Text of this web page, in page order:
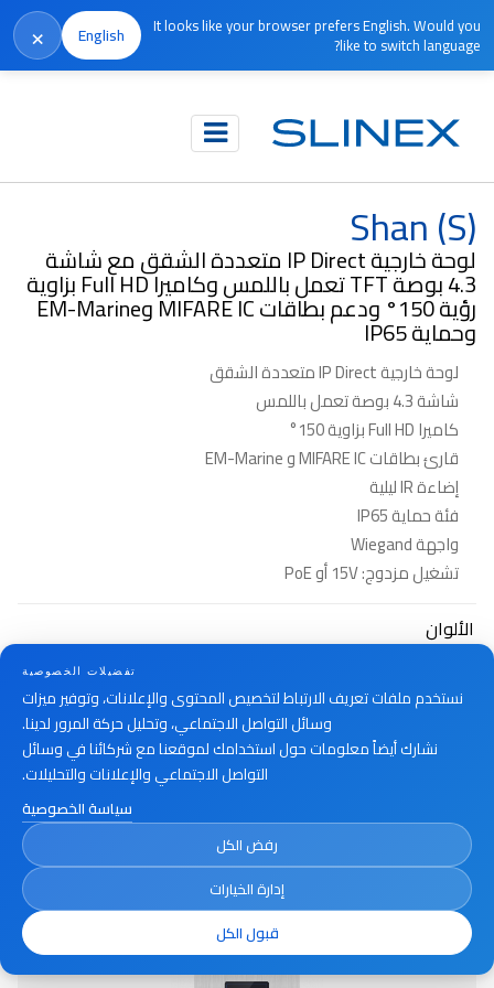
It looks like your browser prefers English. Would you
like to switch language?
English
×
الرئيسية المنتجات IP Direct
Shan (S)
Shan (S) لوحة خارجية IP Direct متعددة الشقق مع شاشة
4.3 بوصة TFT تعمل باللمس وكاميرا Full HD بزاوية
رؤية 150° ودعم بطاقات MIFARE IC وEM-Marine
وحماية IP65
لوحة خارجية IP Direct متعددة الشقق
شاشة 4.3 بوصة تعمل باللمس
كاميرا Full HD بزاوية 150°
قارئ بطاقات MIFARE IC و EM-Marine
إضاءة IR ليلية
فئة حماية IP65
واجهة Wiegand
تشغيل مزدوج: 15V أو PoE
الألوان
فضي + أسود
أين تشتري
تفضيلات الخصوصية
نستخدم ملفات تعريف الارتباط لتخصيص المحتوى والإعلانات، وتوفير ميزات
وسائل التواصل الاجتماعي، وتحليل حركة المرور لدينا.
نشارك أيضاً معلومات حول استخدامك لموقعنا مع شركائنا في وسائل
التواصل الاجتماعي والإعلانات والتحليلات.
سياسة الخصوصية
رفض الكل
إدارة الخيارات
قبول الكل